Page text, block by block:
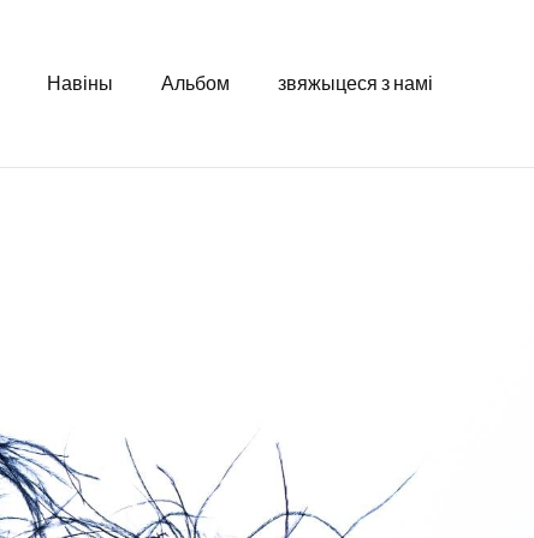
Навіны Альбом звяжыцеся з намі